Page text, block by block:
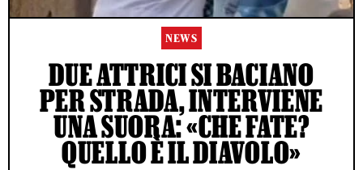
NEWS
DUE ATTRICI SI BACIANO
PER STRADA, INTERVIENE
UNA SUORA: «CHE FATE?
QUELLO È IL DIAVOLO»